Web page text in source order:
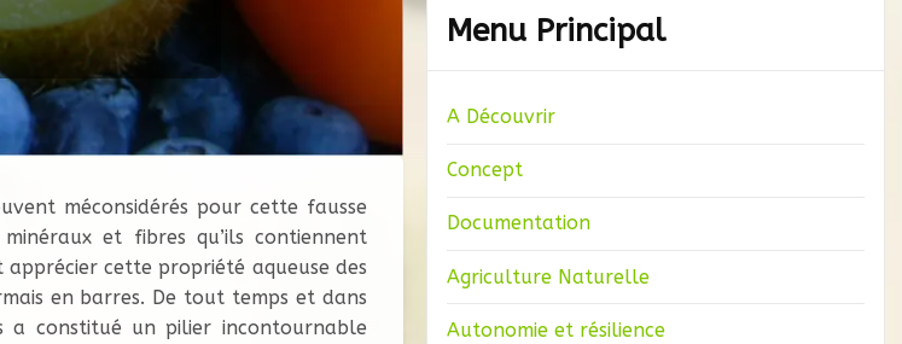
méconsidérés pour cette fausse
et fibres qu’ils contiennent
cette propriété aqueuse des
en barres. De tout temps et dans
a constitué un pilier incontournable
Menu Principal
A Découvrir
Concept
Documentation
Agriculture Naturelle
Autonomie et résilience